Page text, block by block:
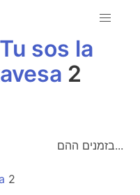
Tu sos la
2
בזמנים ההם...
2